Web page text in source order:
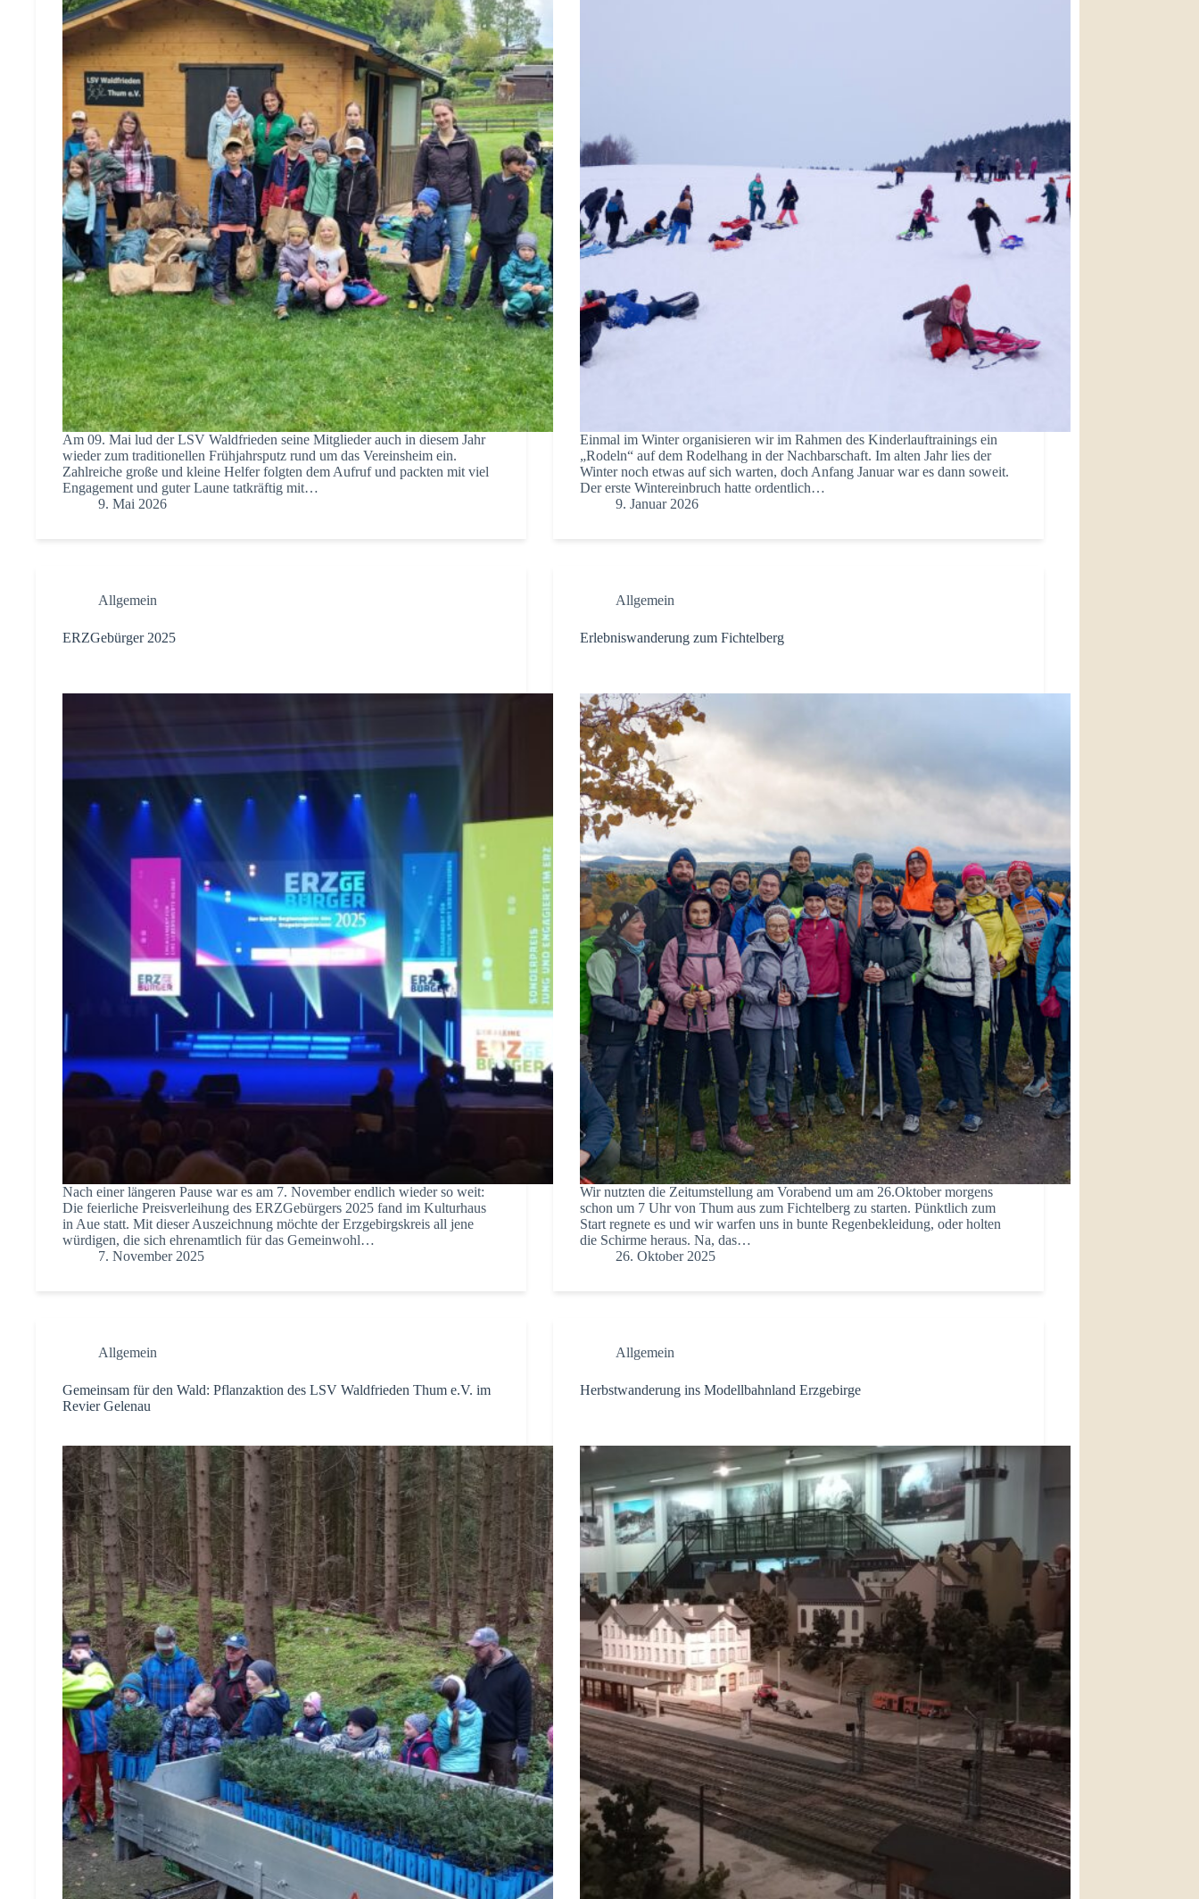
Am 09. Mai lud der LSV Waldfrieden seine Mitglieder auch in diesem Jahr
wieder zum traditionellen Frühjahrsputz rund um das Vereinsheim ein.
Zahlreiche große und kleine Helfer folgten dem Aufruf und packten mit viel
Engagement und guter Laune tatkräftig mit…
9. Mai 2026
Einmal im Winter organisieren wir im Rahmen des Kinderlauftrainings ein
„Rodeln“ auf dem Rodelhang in der Nachbarschaft. Im alten Jahr lies der
Winter noch etwas auf sich warten, doch Anfang Januar war es dann soweit.
Der erste Wintereinbruch hatte ordentlich…
9. Januar 2026
Allgemein
ERZGebürger 2025
Nach einer längeren Pause war es am 7. November endlich wieder so weit:
Die feierliche Preisverleihung des ERZGebürgers 2025 fand im Kulturhaus
in Aue statt. Mit dieser Auszeichnung möchte der Erzgebirgskreis all jene
würdigen, die sich ehrenamtlich für das Gemeinwohl…
7. November 2025
Allgemein
Erlebniswanderung zum Fichtelberg
Wir nutzten die Zeitumstellung am Vorabend um am 26.Oktober morgens
schon um 7 Uhr von Thum aus zum Fichtelberg zu starten. Pünktlich zum
Start regnete es und wir warfen uns in bunte Regenbekleidung, oder holten
die Schirme heraus. Na, das…
26. Oktober 2025
Allgemein
Gemeinsam für den Wald: Pflanzaktion des LSV Waldfrieden Thum e.V. im
Revier Gelenau
Allgemein
Herbstwanderung ins Modellbahnland Erzgebirge